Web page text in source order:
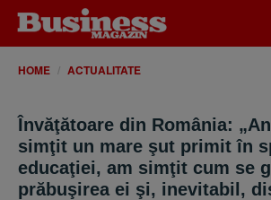
HOME ACTUALITATE
Învăţătoare din România:
simţit un mare şut primit în
educaţiei, am simţit cum se
prăbuşirea ei şi, inevitabil,